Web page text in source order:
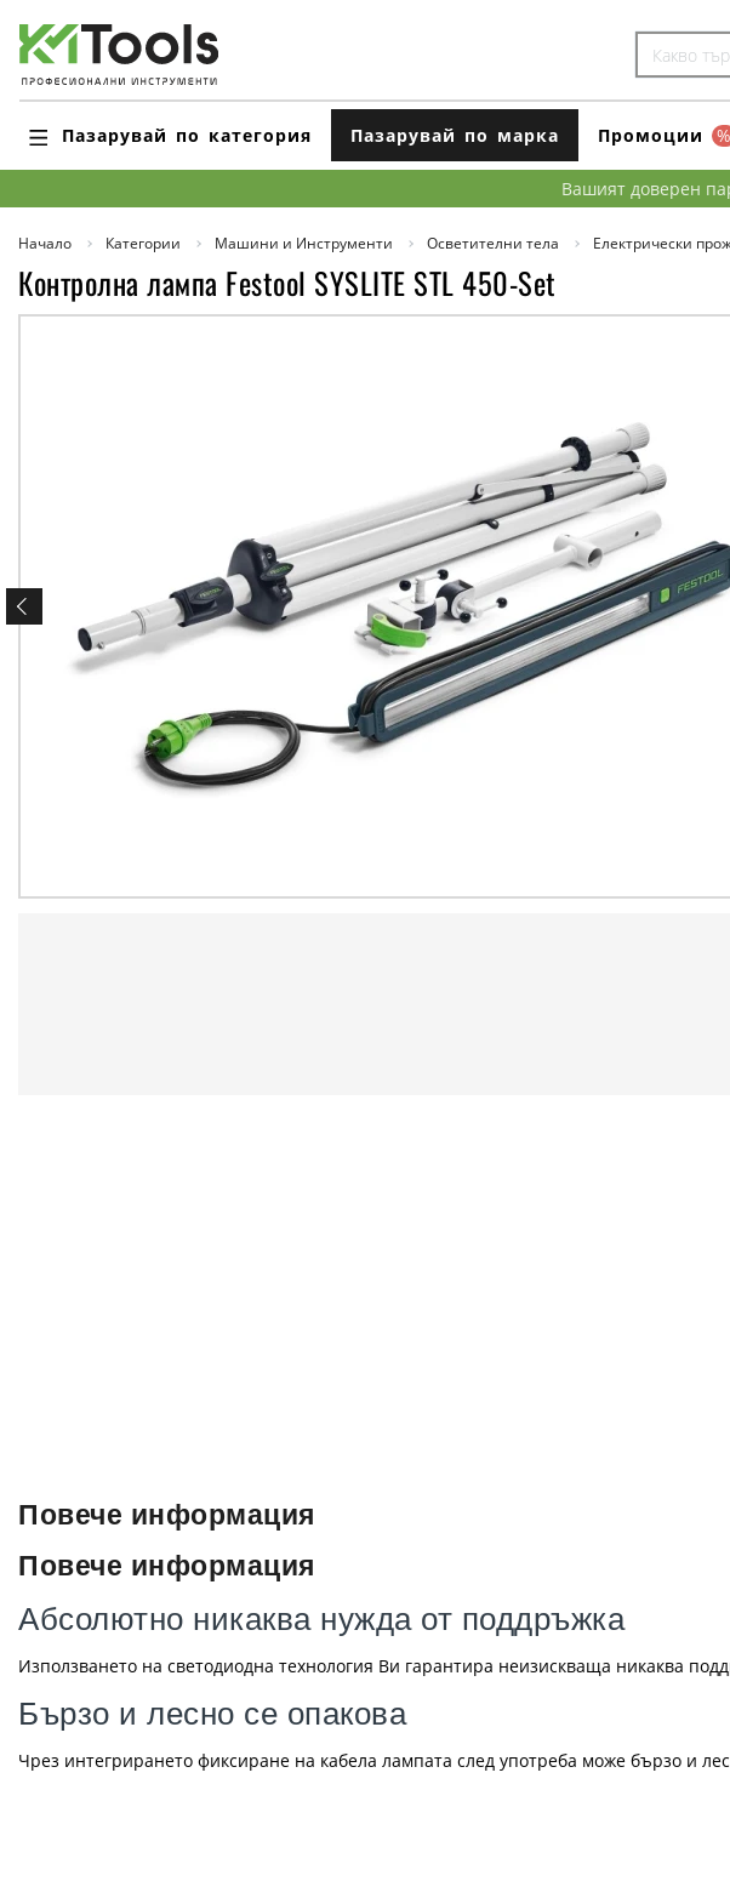
Пазарувай по категория Пазарувай по марка Промоции
Вашият доверен
Начало Категории Машини и Инструменти Осветителни тела Електрически
Контролна лампа Festool SYSLITE STL 450-Set
Повече информация
Повече информация
Абсолютно никаква нужда от поддръжка
Използването на светодиодна технология Ви гарантира неизискваща никаква
Бързо и лесно се опакова
Чрез интегрирането фиксиране на кабела лампата след употреба може бързо и